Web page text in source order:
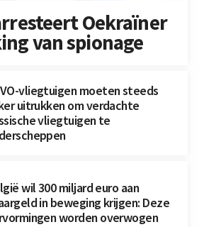
Oekraïner
van spionage
vliegtuigen moeten steeds
uitrukken om verdachte
vliegtuigen te
wil 300 miljard euro aan
in beweging krijgen: Deze
worden overwogen